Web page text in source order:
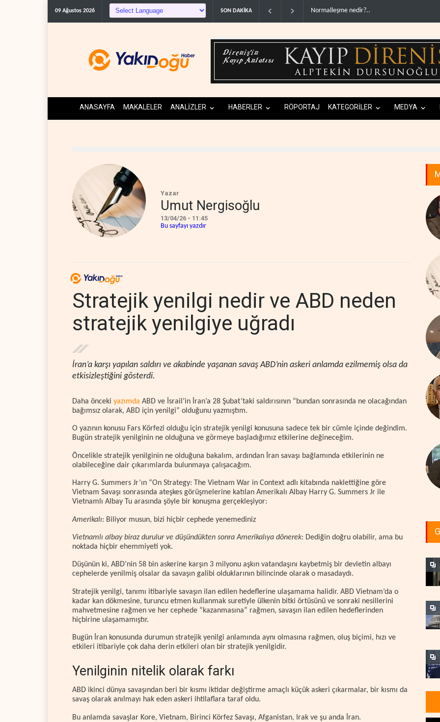
09 Ağustos 2026 SON DAKİKA ABD'den Rus petrolünü alan ülkelere yüzde
ANASAYFA MAKALELER ANALİZLER HABERLER RÖPORTAJ KATEGORİLER MEDYA
Yazar
Umut Nergisoğlu
13/04/26 - 11:45
Bu sayfayı yazdır
Stratejik yenilgi nedir ve ABD neden
stratejik yenilgiye uğradı
İran’a karşı yapılan saldırı ve akabinde yaşanan savaş ABD’nin askeri anlamda ezilmemiş olsa da
etkisizleştiğini gösterdi.
Daha önceki yazımda ABD ve İsrail’in İran’a 28 Şubat’taki saldırısının “bundan sonrasında ne olacağından
bağımsız olarak, ABD için yenilgi” olduğunu yazmıştım.
O yazının konusu Fars Körfezi olduğu için stratejik yenilgi konusuna sadece tek bir cümle içinde değindim.
Bugün stratejik yenilginin ne olduğuna ve görmeye başladığımız etkilerine değineceğim.
Öncelikle stratejik yenilginin ne olduğuna bakalım, ardından İran savaşı bağlamında etkilerinin ne
olabileceğine dair çıkarımlarda bulunmaya çalışacağım.
Harry G. Summers Jr’ın “On Strategy: The Vietnam War in Context adlı kitabında naklettiğine göre
Vietnam Savaşı sonrasında ateşkes görüşmelerine katılan Amerikalı Albay Harry G. Summers Jr ile
Vietnamlı Albay Tu arasında şöyle bir konuşma gerçekleşiyor:
Amerikalı: Biliyor musun, bizi hiçbir cephede yenemediniz
Vietnamlı albay biraz durulur ve düşündükten sonra Amerikalıya dönerek: Dediğin doğru olabilir, ama bu
noktada hiçbir ehemmiyeti yok.
Düşünün ki, ABD’nin 58 bin askerine karşın 3 milyonu aşkın vatandaşını kaybetmiş bir devletin albayı
cephelerde yenilmiş olsalar da savaşın galibi olduklarının bilincinde olarak o masadaydı.
Stratejik yenilgi, tanımı itibariyle savaşın ilan edilen hedeflerine ulaşamama halidir. ABD Vietnam’da o
kadar kan dökmesine, turuncu etmen kullanmak suretiyle ülkenin bitki örtüsünü ve sonraki nesillerini
mahvetmesine rağmen ve her cephede “kazanmasına” rağmen, savaşın ilan edilen hedeflerinden
hiçbirine ulaşamamıştır.
Bugün İran konusunda durumun stratejik yenilgi anlamında aynı olmasına rağmen, oluş biçimi, hızı ve
etkileri itibariyle çok daha derin etkileri olan bir stratejik yenilgidir.
Yenilginin nitelik olarak farkı
ABD ikinci dünya savaşından beri bir kısmı iktidar değiştirme amaçlı küçük askeri çıkarmalar, bir kısmı da
savaş olarak anılmayı hak eden askeri ihtilaflara taraf oldu.
Bu anlamda savaşlar Kore, Vietnam, Birinci Körfez Savaşı, Afganistan, Irak ve şu anda İran.